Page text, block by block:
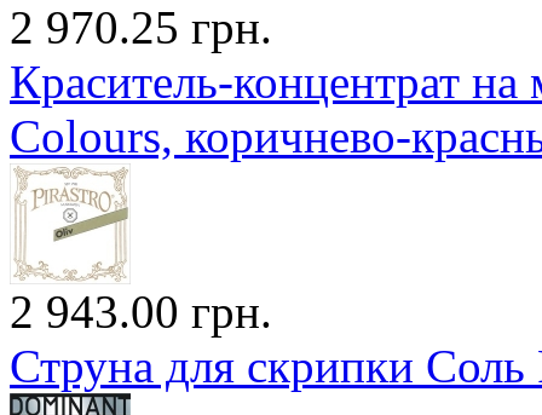
2 970.25 грн.
Краситель-концентрат
Colours, коричнево-
2 943.00 грн.
Струна для скрипки